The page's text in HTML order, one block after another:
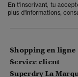
En t'inscrivant, tu
plus d'informations,
Shopping en ligne
Service client
Superdry La